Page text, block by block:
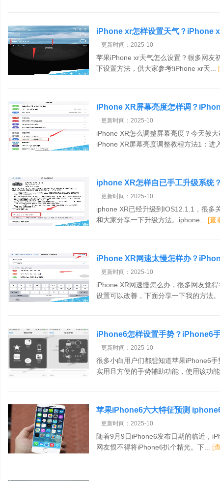
iPhone xr怎样设置天气？iPhone
更新时间：2025-10
苹果iPhone xr天气怎么设置？很多网友
下设置方法，供大家参考!iPhone xr天...
iPhone XR屏幕亮度怎样调？
更新时间：2025-10
iPhone XR怎么调整屏幕亮度？今天教
iPhone XR屏幕亮度调整教程方法1：进
iphone XR怎样自已手工升级系统
更新时间：2025-10
iphone XR已经升级到IOS12.1.1，很多
和大家分享一下升级方法。iphone... [查
iPhone XR网速太慢怎样办？
更新时间：2025-10
iPhone XR网速慢怎么办，很多网友觉
设置可以改善，下面分享一下我的方法
iPhone6怎样设置手势？iPhone6
更新时间：2025-10
很多小白用户们都想知道苹果iPhone6
实用且方便的手势辅助功能，使用该功
苹果iPhone6六大特征预测
更新时间：2025-10
随着9月9日iPhone6发布日期的临近，
网友恨不得将iPhone6扒个精光。下... [